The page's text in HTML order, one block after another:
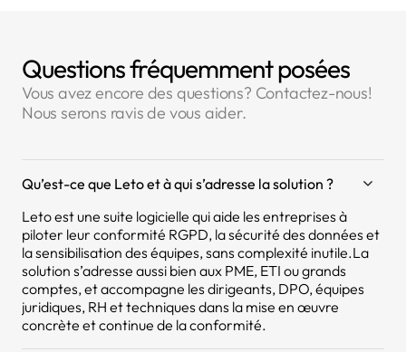
Questions fréquemment posées
Vous avez encore des questions? Contactez-nous!
Nous serons ravis de vous aider.
Qu’est-ce que Leto et à qui s’adresse la solution ?
Leto est une suite logicielle qui aide les entreprises à
piloter leur conformité RGPD, la sécurité des données et
la sensibilisation des équipes, sans complexité inutile.La
solution s’adresse aussi bien aux PME, ETI ou grands
comptes, et accompagne les dirigeants, DPO, équipes
juridiques, RH et techniques dans la mise en œuvre
concrète et continue de la conformité.